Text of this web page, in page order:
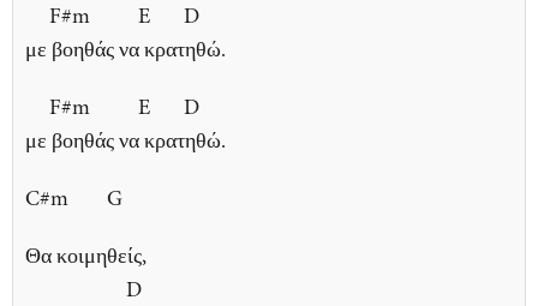
F#m E D
με βοηθάς να κρατηθώ.
F#m E D
με βοηθάς να κρατηθώ.
C#m G
Θα κοιμηθείς,
D